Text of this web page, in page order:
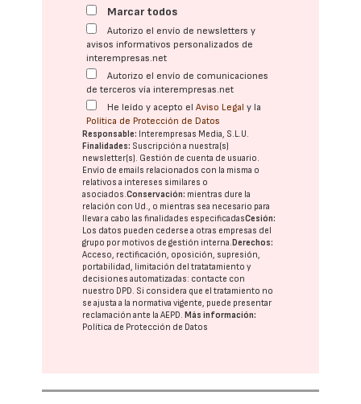
Marcar todos
Autorizo el envío de newsletters y
avisos informativos personalizados de
interempresas.net
Autorizo el envío de comunicaciones
de terceros vía interempresas.net
He leído y acepto elAviso Legal y la
Política de Protección de Datos
Responsable: Interempresas Media, S.L.U.
Finalidades: Suscripción a nuestra(s)
newsletter(s). Gestión de cuenta de usuario.
Envío de emails relacionados con la misma o
relativos a intereses similares o
asociados.Conservación: mientras dure la
relación con Ud., o mientras sea necesario para
llevar a cabo las finalidades especificadasCesión:
Los datos pueden cederse a otras empresas del
grupo por motivos de gestión interna.Derechos:
Acceso, rectificación, oposición, supresión,
portabilidad, limitación del tratatamiento y
decisiones automatizadas: contacte con
nuestro DPD. Si considera que el tratamiento no
se ajusta a la normativa vigente, puede presentar
reclamación ante laAEPD.Más información:
Política de Protección de Datos